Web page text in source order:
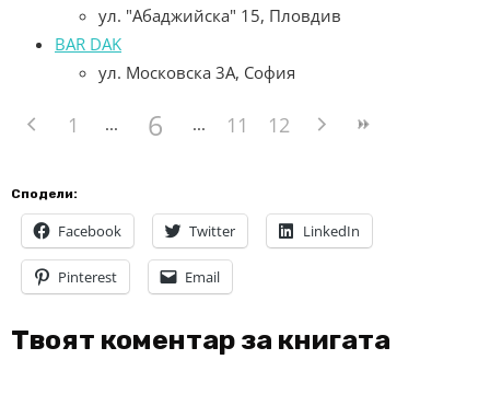
ул. "Абаджийска" 15, Пловдив
BAR DAK
ул. Московска 3А, София
1 6 11 12
Сподели:
Facebook Twitter LinkedIn
Pinterest Email
Твоят коментар за книгата